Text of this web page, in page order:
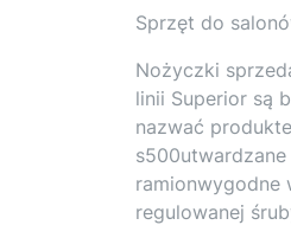
Sprzęt do
Nożyczki
linii Superior są
nazwać
ramionwygodne
regulowanej